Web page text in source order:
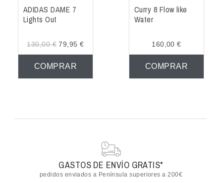
ADIDAS DAME 7
Lights Out
130,00 € 79,95 €
COMPRAR
Curry 8 Flow like
Water
160,00 €
COMPRAR
GASTOS DE ENVÍO GRATIS*
pedidos enviados a Península superiores a 200€